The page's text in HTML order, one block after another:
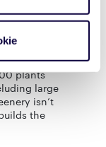
i
partnerom
innymi danymi
podczas
a
feature
In
the
plants
large
isn’t
the